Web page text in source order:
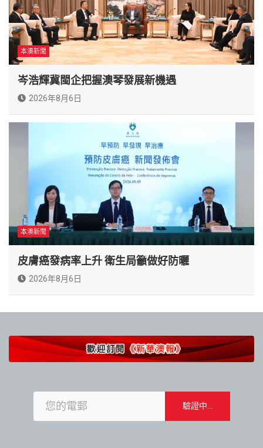
本澳新聞
岑浩輝冀閩企把握澳琴發展新機遇
2026年8月6日
本澳新聞
皮膚癌發病率上升 衛生局籲做好防曬
2026年8月6日